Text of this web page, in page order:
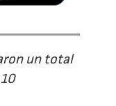
un total